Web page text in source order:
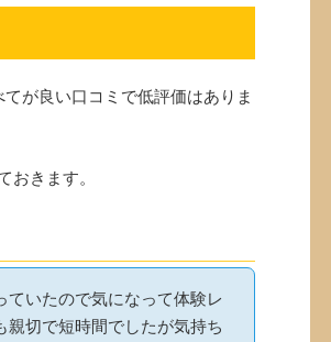
が良い口コミで低評価はありま
きます。
いたので気になって体験レ
切で短時間でしたが気持ち